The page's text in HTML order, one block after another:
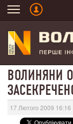
ВОЛИНЯНИ
17 Лютого 2009 16:16